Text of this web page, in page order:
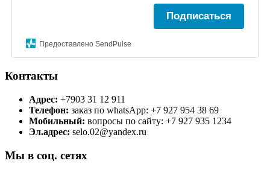
Подписаться
Предоставлено SendPulse
Контакты
Адрес: +7903 31 12 911
Телефон: заказ по whatsApp: +7 927 954 38 69
Мобильный: вопросы по сайту: +7 927 935 1234
Эл.адрес: selo.02@yandex.ru
Мы в соц. сетях